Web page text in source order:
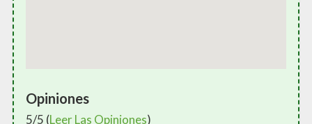
Opiniones
5/5 (Leer Las Opiniones)